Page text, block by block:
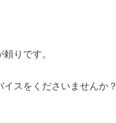
りです。
イスをくださいませんか？